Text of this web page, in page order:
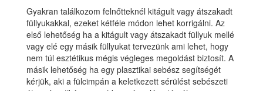
Gyakran találkozom felnőtteknél kitágult vagy átszakadt
füllyukakkal, ezeket kétféle módon lehet korrigálni. Az
első lehetőség ha a kitágult vagy átszakadt füllyuk mellé
vagy elé egy másik füllyukat tervezünk ami lehet, hogy
nem túl esztétikus mégis végleges megoldást biztosít. A
másik lehetőség ha egy plasztikai sebész segítségét
kérjük, aki a fülcimpán a keletkezett sérülést sebészeti